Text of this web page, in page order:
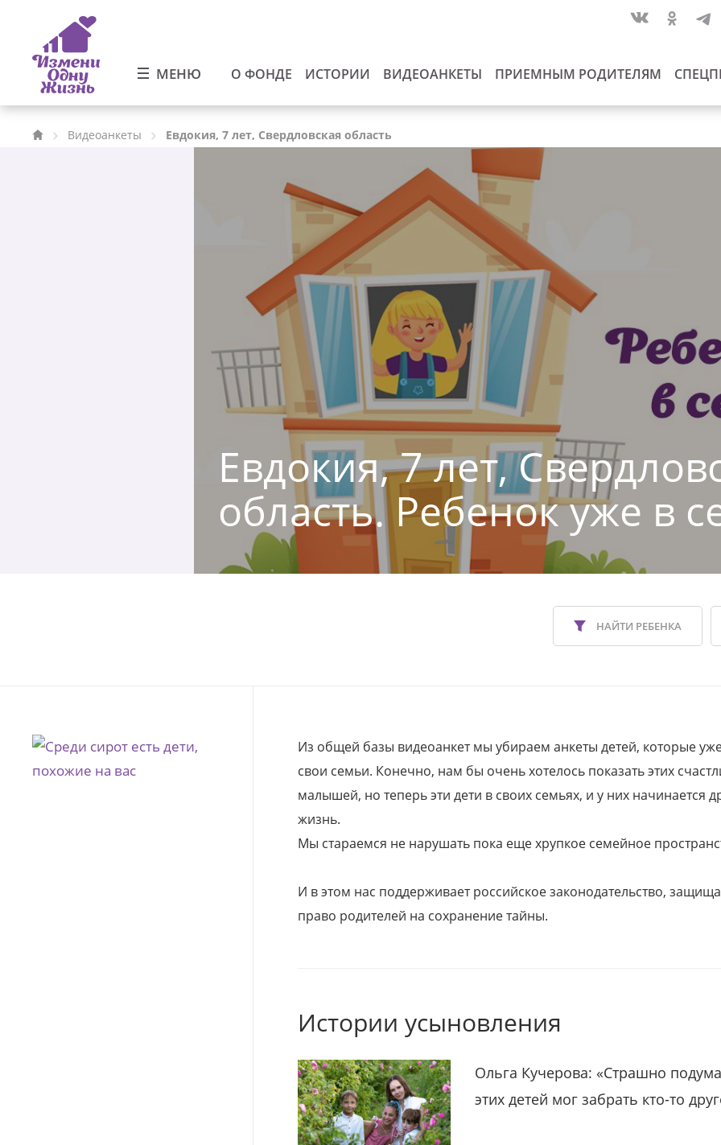
МЕНЮ О ФОНДЕ ИСТОРИИ ВИДЕОАНКЕТЫ ПРИЕМНЫМ РОДИТЕЛЯМ
Видеоанкеты Евдокия, 7 лет, Свердловская область
Евдокия, 7 лет,
область. Ребенок уже в
НАЙТИ РЕБЕНКА
Из общей базы видеоанкет мы убираем анкеты детей, которые
свои семьи. Конечно, нам бы очень хотелось показать этих
малышей, но теперь эти дети в своих семьях, и у них начинается
жизнь.
Мы стараемся не нарушать пока еще хрупкое семейное
И в этом нас поддерживает российское законодательство,
право родителей на сохранение тайны.
Истории усыновления
Ольга Кучерова: «Страшно
этих детей мог забрать кто-то